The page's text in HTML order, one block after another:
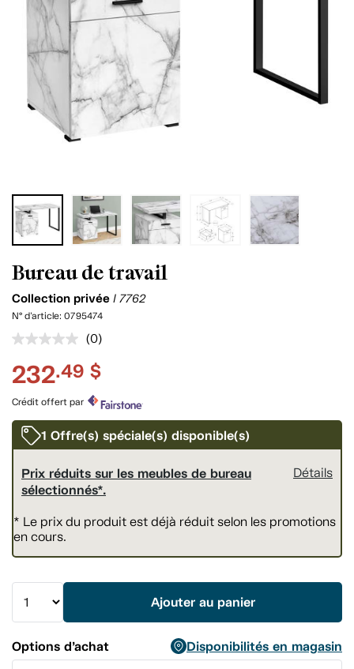
Bureau de travail
Collection privée I 7762
N° d'article: 0795474
Aucune
pour
ce
produit.
Lien
vers
la
même
(0)
232.49 $
Crédit offert par
1 Offre(s) spéciale(s) disponible(s)
Prix réduits sur les meubles de bureau
sélectionnés*.
Détails
* Le prix du produit est déjà réduit selon les promotions
en cours.
Ajouter au panier
Options d’achat
Disponibilités en magasin